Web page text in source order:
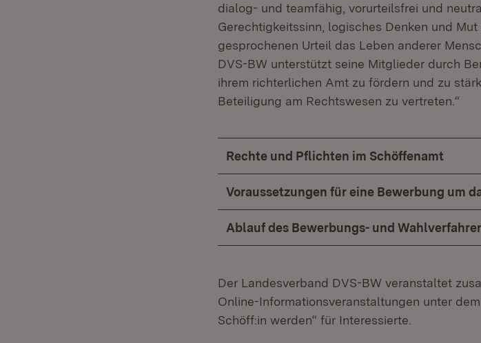
dialog- und teamfähig, vorurteilsfrei und
Gerechtigkeitssinn, logisches Denken und
gesprochenen Urteil das Leben anderer
DVS-BW unterstützt seine Mitglieder durch
ihrem richterlichen Amt zu fördern und zu
Beteiligung am Rechtswesen zu vertreten.“
Rechte und Pflichten im Schöffenamt
Voraussetzungen für eine Bewerbung um
Ablauf des Bewerbungs- und
Der Landesverband DVS-BW veranstaltet
Online-Informationsveranstaltungen unter
Schöff:in werden“ für Interessierte.